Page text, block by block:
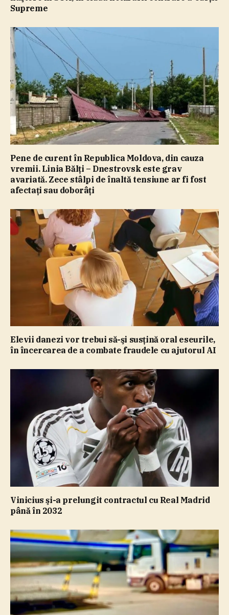
Supreme
Pene de curent în Republica Moldova, din cauza
vremii. Linia Bălţi – Dnestrovsk este grav
avariată. Zece stâlpi de înaltă tensiune ar fi fost
afectaţi sau doborâţi
Elevii danezi vor trebui să-şi susţină oral eseurile,
în încercarea de a combate fraudele cu ajutorul AI
Vinicius şi-a prelungit contractul cu Real Madrid
până în 2032